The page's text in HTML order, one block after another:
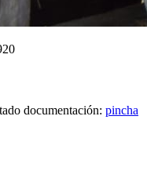
documentación: pincha